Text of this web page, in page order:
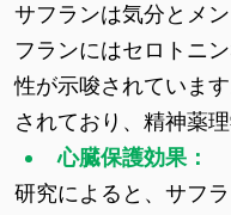
サフランは気分とメ
フランにはセロトニ
性が示唆されていま
されており、精神薬
心臓保護効果：
研究によると、サフ